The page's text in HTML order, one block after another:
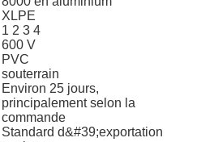
XLPE
1 2 3 4
600 V
PVC
souterrain
Environ 25 jours,
principalement selon la
commande
Standard d&#39;exportation